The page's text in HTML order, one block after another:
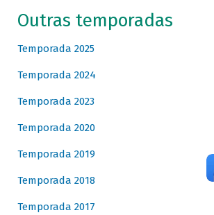
Outras temporadas
Temporada 2025
Temporada 2024
Temporada 2023
Temporada 2020
Temporada 2019
Temporada 2018
Temporada 2017